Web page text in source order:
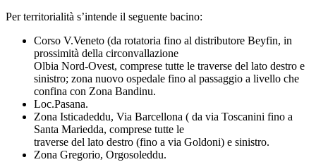
Per territorialità s’intende il seguente bacino:
Corso V.Veneto (da rotatoria fino al distributore Beyfin, in
prossimità della circonvallazione
Olbia Nord-Ovest, comprese tutte le traverse del lato destro e
sinistro; zona nuovo ospedale fino al passaggio a livello che
confina con Zona Bandinu.
Loc.Pasana.
Zona Isticadeddu, Via Barcellona ( da via Toscanini fino a
Santa Mariedda, comprese tutte le
traverse del lato destro (fino a via Goldoni) e sinistro.
Zona Gregorio, Orgosoleddu.